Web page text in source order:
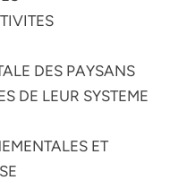
DES PAYSANS
DE LEUR SYSTEME
ET